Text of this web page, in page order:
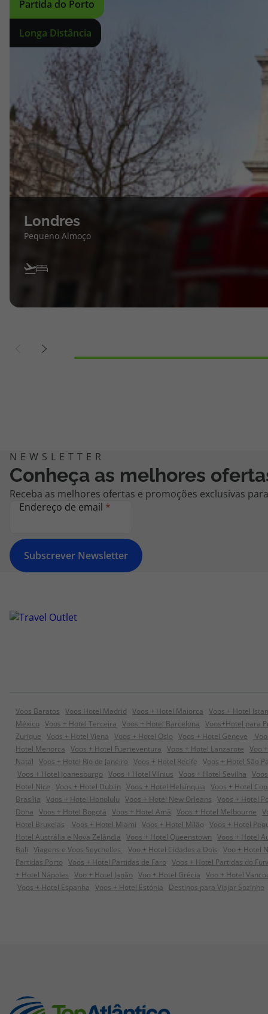
Partida do Porto
Longa Distância
Londres
Pequeno Almoço
Conheça as melhores
Receba as melhores ofertas e promoções exclusivas
Endereço de email *
Subscrever Newsletter
Voos Baratos Voos Hotel Madrid Voos + Hotel Maiorca Voos + Hotel
México Voos + Hotel Terceira Voos + Hotel Barcelona Voos+Hotel para
Zurique Voos + Hotel Viena Voos + Hotel Oslo Voos + Hotel Geneve
Hotel Menorca Voos + Hotel Fuerteventura Voos + Hotel Lanzarote Voo
Natal Voos + Hotel Rio de Janeiro Voos + Hotel Recife Voos + Hotel São
Voos + Hotel Joanesburgo Voos + Hotel Vilnius Voos + Hotel Sevilha
Hotel Nice Voos + Hotel Dublin Voos + Hotel Helsínquia Voos + Hotel
Brasília Voos + Hotel Honolulu Voos + Hotel New Orleans Voos + Hotel
Doha Voos + Hotel Bogotá Voos + Hotel Amã Voos + Hotel Melbourne
Hotel Bruxelas
Voos + Hotel Miami Voos + Hotel Milão Voos + Hotel
Hotel Austrália e Nova Zelândia Voos + Hotel Queenstown Voos + Hotel
Bali Viagens e Voos Seychelles Voo + Hotel Cidades a Dois Voo + Hotel
Partidas Porto Voos + Hotel Partidas de Faro Voos + Hotel Partidas do
+ Hotel Nápoles Voo + Hotel Japão Voo + Hotel Grécia Voo + Hotel
Voos + Hotel Espanha Voos + Hotel Estónia Destinos para Viajar Sozinho